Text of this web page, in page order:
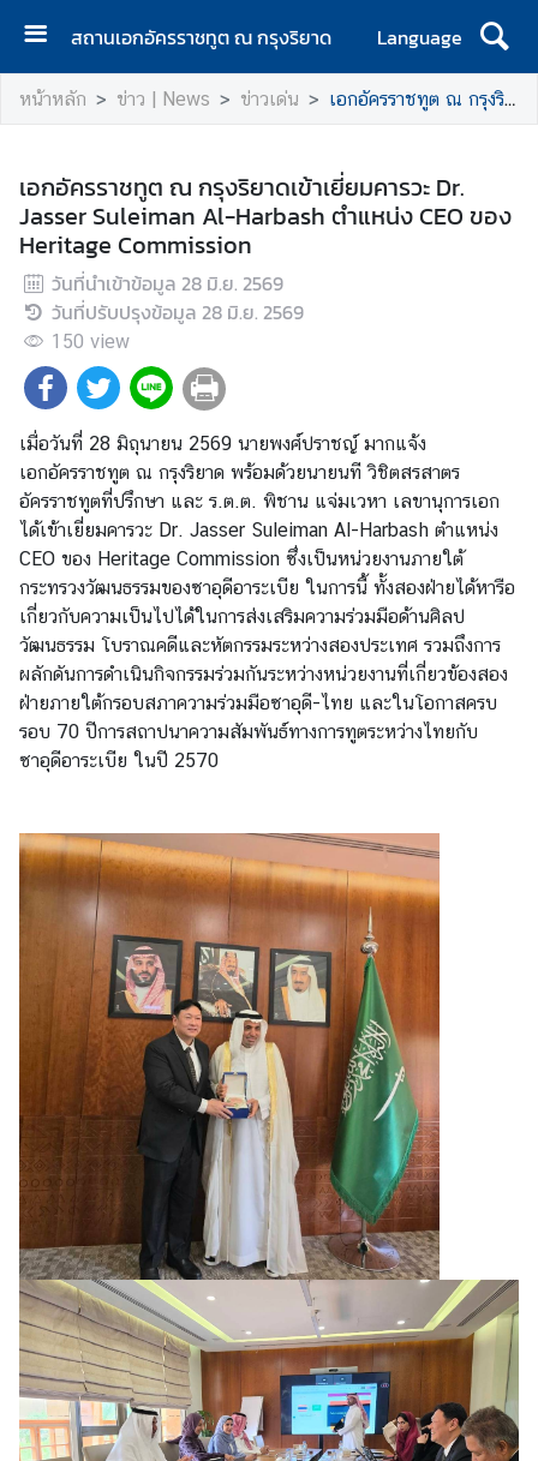
สถานเอกอัครราชทูต ณ กรุงริยาด
Language
ห
น้
ร
ก
ข่
า
ว
ท่
อ
ง
เ
ที่
ย
ว
ธุ
ร
กิ
จ
ริ
ก
ก
ว
ง
า
ร
ต่
า
ง
ป
ร
ะ
หน้าหลัก ข่าว | News ข่าวเด่น เอกอัครราชทูต ณ กรุงริยาดเข้าเยี่ยมคารวะ Dr. Jasser Suleiman Al-Harbash ตำแหน่ง CEO ของ Heritage Commission
เอกอัครราชทูต ณ กรุงริยาดเข้าเยี่ยมคารวะ Dr.
Jasser Suleiman Al-Harbash ตำแหน่ง CEO ของ
Heritage Commission
วันที่นำเข้าข้อมูล 28 มิ.ย. 2569
วันที่ปรับปรุงข้อมูล 28 มิ.ย. 2569
150 view
เมื่อวันที่ 28 มิถุนายน 2569 นายพงศ์ปราชญ์ มากแจ้ง
เอกอัครราชทูต ณ กรุงริยาด พร้อมด้วยนายนที วิชิตสรสาตร
อัครราชทูตที่ปรึกษา และ ร.ต.ต. พิชาน แจ่มเวหา เลขานุการเอก
ได้เข้าเยี่ยมคารวะ Dr. Jasser Suleiman Al-Harbash ตำแหน่ง
CEO ของ Heritage Commission ซึ่งเป็นหน่วยงานภายใต้
กระทรวงวัฒนธรรมของซาอุดีอาระเบีย ในการนี้ ทั้งสองฝ่ายได้หารือ
เกี่ยวกับความเป็นไปได้ในการส่งเสริมความร่วมมือด้านศิลป
วัฒนธรรม โบราณคดีและหัตกรรมระหว่างสองประเทศ รวมถึงการ
ผลักดันการดำเนินกิจกรรมร่วมกันระหว่างหน่วยงานที่เกี่ยวข้องสอง
ฝ่ายภายใต้กรอบสภาความร่วมมือซาอุดี-ไทย และในโอกาสครบ
รอบ 70 ปีการสถาปนาความสัมพันธ์ทางการทูตระหว่างไทยกับ
ซาอุดีอาระเบีย ในปี 2570